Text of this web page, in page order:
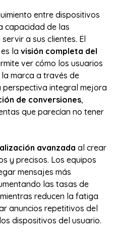
entre dispositivos
capacidad de las
a sus clientes. El
la visión completa del
ver cómo los usuarios
marca a través de
perspectiva integral mejora
de conversiones,
que parecían no tener
avanzada al crear
y precisos. Los equipos
mensajes más
las tasas de
reducen la fatiga
anuncios repetitivos del
dispositivos del usuario.